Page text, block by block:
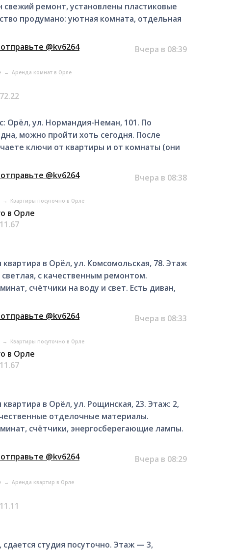
ремонт, установлены пластиковые
продумано: уютная комната, отдельная
@kv6264
Вчера в 08:39
→ Аренда комнат в Орле
Орёл, ул. Нормандия-Неман, 101. По
можно пройти хоть сегодня. После
ключи от квартиры и от комнаты (они
@kv6264
Вчера в 08:38
→ Квартиры посуточно в Орле
в Орле
в Орёл, ул. Комсомольская, 78. Этаж
с качественным ремонтом.
счётчики на воду и свет. Есть диван,
@kv6264
Вчера в 08:33
→ Квартиры посуточно в Орле
в Орле
в Орёл, ул. Рощинская, 23. Этаж: 2,
отделочные материалы.
счётчики, энергосберегающие лампы.
@kv6264
Вчера в 08:29
→ Аренда квартир в Орле
студия посуточно. Этаж — 3,